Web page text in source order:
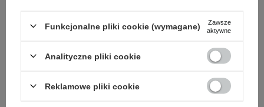
(741)
Funkcjonalne pliki cookie (wymagane)
Zawsze
aktywne
Analityczne pliki cookie
Reklamowe pliki cookie